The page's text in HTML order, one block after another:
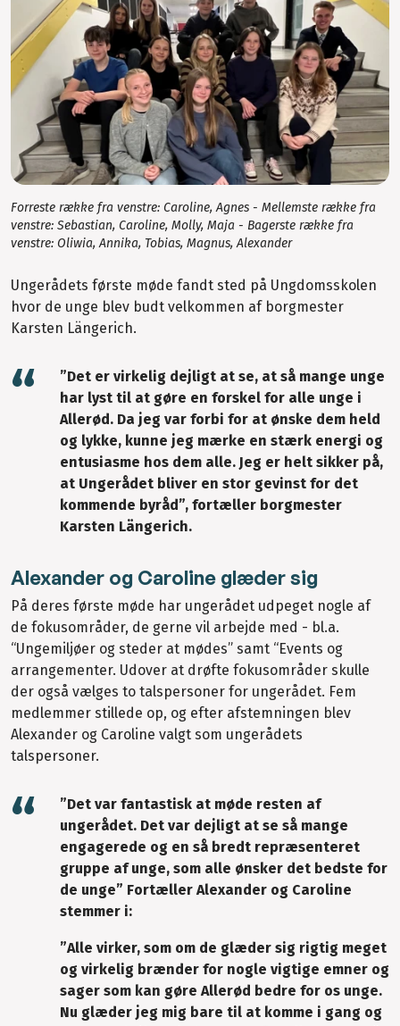
Forreste række fra venstre: Caroline, Agnes - Mellemste række fra
venstre: Sebastian, Caroline, Molly, Maja - Bagerste række fra
venstre: Oliwia, Annika, Tobias, Magnus, Alexander
Ungerådets første møde fandt sted på Ungdomsskolen
hvor de unge blev budt velkommen af borgmester
Karsten Längerich.
”Det er virkelig dejligt at se, at så mange unge
har lyst til at gøre en forskel for alle unge i
Allerød. Da jeg var forbi for at ønske dem held
og lykke, kunne jeg mærke en stærk energi og
entusiasme hos dem alle. Jeg er helt sikker på,
at Ungerådet bliver en stor gevinst for det
kommende byråd”, fortæller borgmester
Karsten Längerich.
Alexander og Caroline glæder sig
På deres første møde har ungerådet udpeget nogle af
de fokusområder, de gerne vil arbejde med - bl.a.
“Ungemiljøer og steder at mødes” samt “Events og
arrangementer. Udover at drøfte fokusområder skulle
der også vælges to talspersoner for ungerådet. Fem
medlemmer stillede op, og efter afstemningen blev
Alexander og Caroline valgt som ungerådets
talspersoner.
”Det var fantastisk at møde resten af
ungerådet. Det var dejligt at se så mange
engagerede og en så bredt repræsenteret
gruppe af unge, som alle ønsker det bedste for
de unge” Fortæller Alexander og Caroline
stemmer i:
”Alle virker, som om de glæder sig rigtig meget
og virkelig brænder for nogle vigtige emner og
sager som kan gøre Allerød bedre for os unge.
Nu glæder jeg mig bare til at komme i gang og